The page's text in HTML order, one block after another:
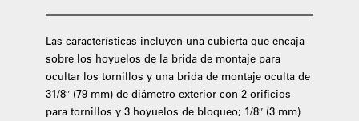
Las características incluyen una cubierta que encaja
sobre los hoyuelos de la brida de montaje para
ocultar los tornillos y una brida de montaje oculta de
31/8″ (79 mm) de diámetro exterior con 2 orificios
para tornillos y 3 hoyuelos de bloqueo; 1/8″ (3 mm)